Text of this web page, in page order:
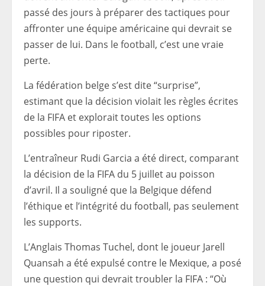
passé des jours à préparer des tactiques pour
affronter une équipe américaine qui devrait se
passer de lui. Dans le football, c’est une vraie
perte.
La fédération belge s’est dite “surprise”,
estimant que la décision violait les règles écrites
de la FIFA et explorait toutes les options
possibles pour riposter.
L’entraîneur Rudi Garcia a été direct, comparant
la décision de la FIFA du 5 juillet au poisson
d’avril. Il a souligné que la Belgique défend
l’éthique et l’intégrité du football, pas seulement
les supports.
L’Anglais Thomas Tuchel, dont le joueur Jarell
Quansah a été expulsé contre le Mexique, a posé
une question qui devrait troubler la FIFA : “Où